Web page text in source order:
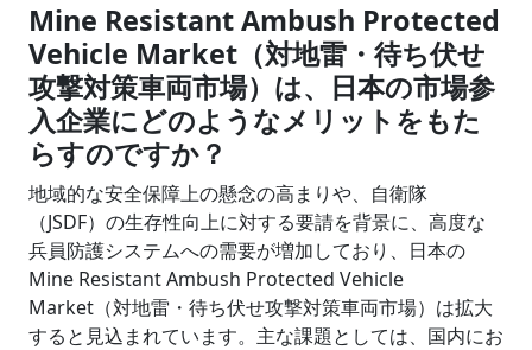
Mine Resistant Ambush Protected
Vehicle Market（対地雷・待ち伏せ
攻撃対策車両市場）は、日本の市場参
入企業にどのようなメリットをもた
らすのですか？
地域的な安全保障上の懸念の高まりや、自衛隊
（JSDF）の生存性向上に対する要請を背景に、高度な
兵員防護システムへの需要が増加しており、日本の
Mine Resistant Ambush Protected Vehicle
Market（対地雷・待ち伏せ攻撃対策車両市場）は拡大
すると見込まれています。主な課題としては、国内にお